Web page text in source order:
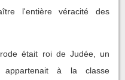
l'entière véracité des
était roi de Judée, un
appartenait à la classe